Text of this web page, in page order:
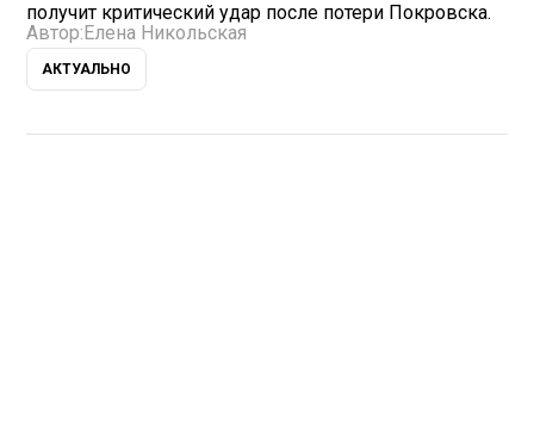
получит критический удар после потери Покровска.
Автор: Елена Никольская
АКТУАЛЬНО